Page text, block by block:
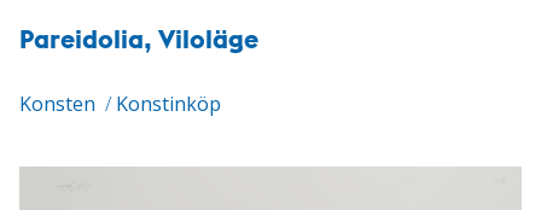
Pareidolia, Viloläge
Konsten / Konstinköp